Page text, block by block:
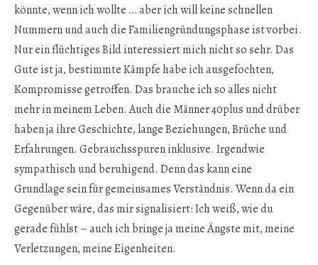
könnte, wenn ich wollte … aber ich will keine schnellen
Nummern und auch die Familiengründungsphase ist vorbei.
Nur ein flüchtiges Bild interessiert mich nicht so sehr. Das
Gute ist ja, bestimmte Kämpfe habe ich ausgefochten,
Kompromisse getroffen. Das brauche ich so alles nicht
mehr in meinem Leben. Auch die Männer 40plus und drüber
haben ja ihre Geschichte, lange Beziehungen, Brüche und
Erfahrungen. Gebrauchsspuren inklusive. Irgendwie
sympathisch und beruhigend. Denn das kann eine
Grundlage sein für gemeinsames Verständnis. Wenn da ein
Gegenüber wäre, das mir signalisiert: Ich weiß, wie du
gerade fühlst – auch ich bringe ja meine Ängste mit, meine
Verletzungen, meine Eigenheiten.